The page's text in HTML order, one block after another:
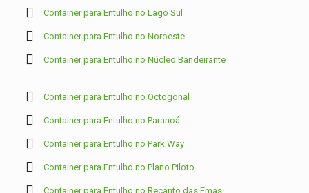
Container para Entulho no Lago Sul
Container para Entulho no Noroeste
Container para Entulho no Núcleo Bandeirante
Container para Entulho no Octogonal
Container para Entulho no Paranoá
Container para Entulho no Park Way
Container para Entulho no Plano Piloto
Container para Entulho no Recanto das Emas